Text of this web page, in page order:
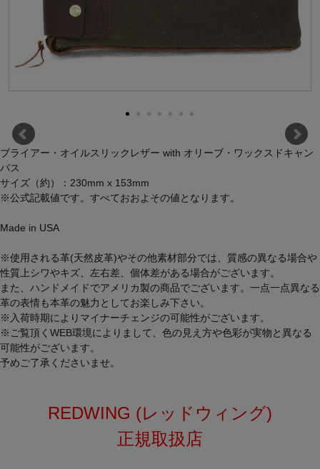
ブライアー・オイルスリックレザー with オリーブ・ワックスドキャン
バス
サイズ（約）：230mm x 153mm
※公式記載値です。すべておおよその値となります。
Made in USA
※使用される革(天然皮革)やその他素材部分では、質感の異なる場合や
性質上シワやキズ、左右差、個体差がある場合がございます。
また、ハンドメイドでアメリカ製の商品でございます。一点一点異なる
革の表情も本革の魅力としてお楽しみ下さい。
※入荷時期によりマイナーチェンジの可能性がございます。
※ご覧頂くWEB環境によりまして、色の見え方や色彩が実物と異なる
可能性がございます。
予めご了承くださいませ。
REDWING (レッドウィング)
正規取扱店